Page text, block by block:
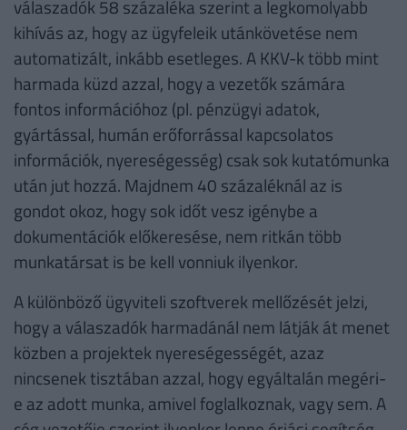
válaszadók 58 százaléka szerint a legkomolyabb
kihívás az, hogy az ügyfeleik utánkövetése nem
automatizált, inkább esetleges. A KKV-k több mint
harmada küzd azzal, hogy a vezetők számára
fontos információhoz (pl. pénzügyi adatok,
gyártással, humán erőforrással kapcsolatos
információk, nyereségesség) csak sok kutatómunka
után jut hozzá. Majdnem 40 százaléknál az is
gondot okoz, hogy sok időt vesz igénybe a
dokumentációk előkeresése, nem ritkán több
munkatársat is be kell vonniuk ilyenkor.
A különböző ügyviteli szoftverek mellőzését jelzi,
hogy a válaszadók harmadánál nem látják át menet
közben a projektek nyereségességét, azaz
nincsenek tisztában azzal, hogy egyáltalán megéri-
e az adott munka, amivel foglalkoznak, vagy sem. A